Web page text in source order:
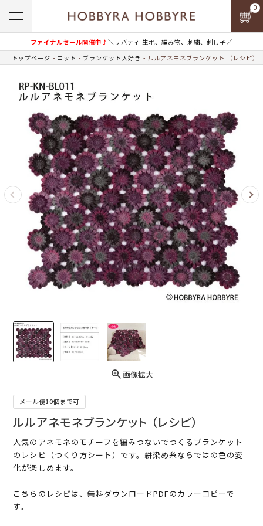
ファイナルセール開催中♪＼リバティ 生地、編み物、刺繍、刺し子／
0
トップページ ニット ブランケット大好き ルルアネモネブランケット （レシピ）
画像拡大
メール便10個まで可
ルルアネモネブランケット （レシピ）
人気のアネモネのモチーフを編みつないでつくるブランケット
のレシピ（つくり方シート）です。絣染め糸ならではの色の変
化が楽しめます。
こちらのレシピは、無料ダウンロードPDFのカラーコピーで
す。